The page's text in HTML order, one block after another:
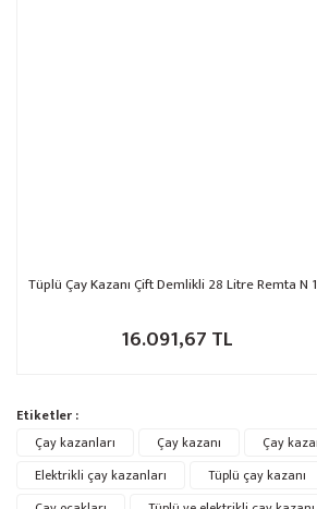
Tüplü Çay Kazanı Çift Demlikli 28 Litre Remta N
16.091,67 TL
Etiketler :
Çay kazanları
Çay kazanı
Çay
Elektrikli çay kazanları
Tüplü çay kazanı